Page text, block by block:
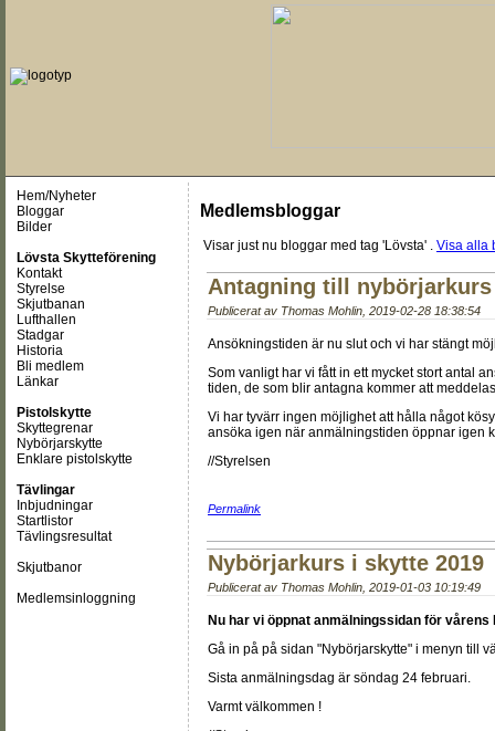
Hem/Nyheter
Bloggar
Bilder
Lövsta Skytteförening
Kontakt
Styrelse
Skjutbanan
Lufthallen
Stadgar
Historia
Bli medlem
Länkar
Pistolskytte
Skyttegrenar
Nybörjarskytte
Enklare pistolskytte
Tävlingar
Inbjudningar
Startlistor
Tävlingsresultat
Skjutbanor
Medlemsinloggning
Medlemsbloggar
Visar just nu bloggar med tag 'Lövsta' . Visa alla
Antagning till
Publicerat av Thomas Mohlin 2019-02-28 18:38:54
Ansökningstiden är nu slut och vi har stängt
Som vanligt har vi fått in ett mycket stort antal
tiden, de som blir antagna kommer att
Vi har tyvärr ingen möjlighet att hålla något
ansöka igen när anmälningstiden öppnar igen
//Styrelsen
Permalink
Nybörjarkurs i skytte 2019
Publicerat av Thomas Mohlin 2019-01-03 10:19:49
Nu har vi öppnat anmälningssidan för
Gå in på på sidan "Nybörjarskytte" i menyn till
Sista anmälningsdag är söndag 24 februari.
Varmt välkommen !